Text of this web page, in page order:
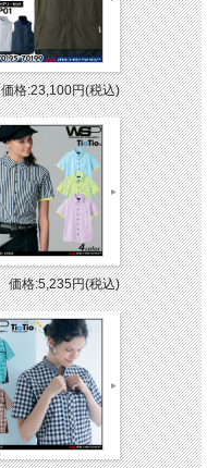
価格:23,100円(税込)
価格:5,235円(税込)